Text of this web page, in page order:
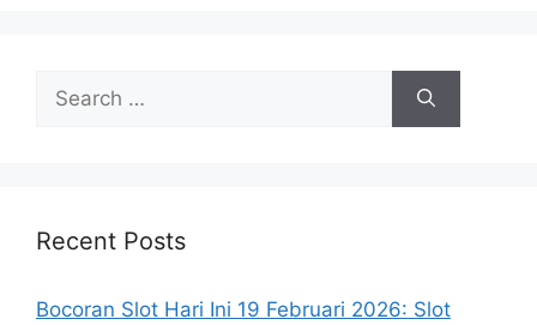
for:
Recent Posts
Bocoran Slot Hari Ini 19 Februari 2026: Slot